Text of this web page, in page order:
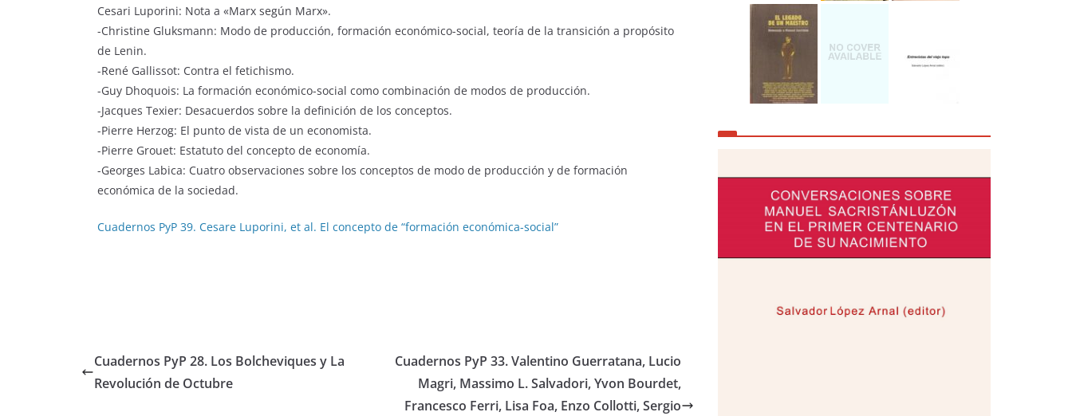
Cesari Luporini: Nota a «Marx según Marx».
-Christine Gluksmann: Modo de producción, formación económico-social, teoría de la transición a propósito
de Lenin.
-René Gallissot: Contra el fetichismo.
-Guy Dhoquois: La formación económico-social como combinación de modos de producción.
-Jacques Texier: Desacuerdos sobre la definición de los conceptos.
-Pierre Herzog: El punto de vista de un economista.
-Pierre Grouet: Estatuto del concepto de economía.
-Georges Labica: Cuatro observaciones sobre los conceptos de modo de producción y de formación
económica de la sociedad.
Cuadernos PyP 39. Cesare Luporini, et al. El concepto de “formación económica-social”
Cuadernos PyP 28. Los Bolcheviques y La
Revolución de Octubre
Cuadernos PyP 33. Valentino Guerratana, Lucio
Magri, Massimo L. Salvadori, Yvon Bourdet,
Francesco Ferri, Lisa Foa, Enzo Collotti, Sergio